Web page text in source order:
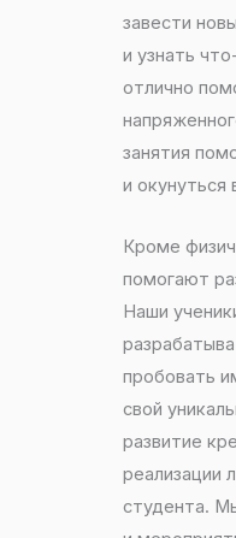
завести
и узнать
отлично
занятия
и окунуться
Кроме
помогают
Наши
пробовать
свой
развитие
реализации
студента.